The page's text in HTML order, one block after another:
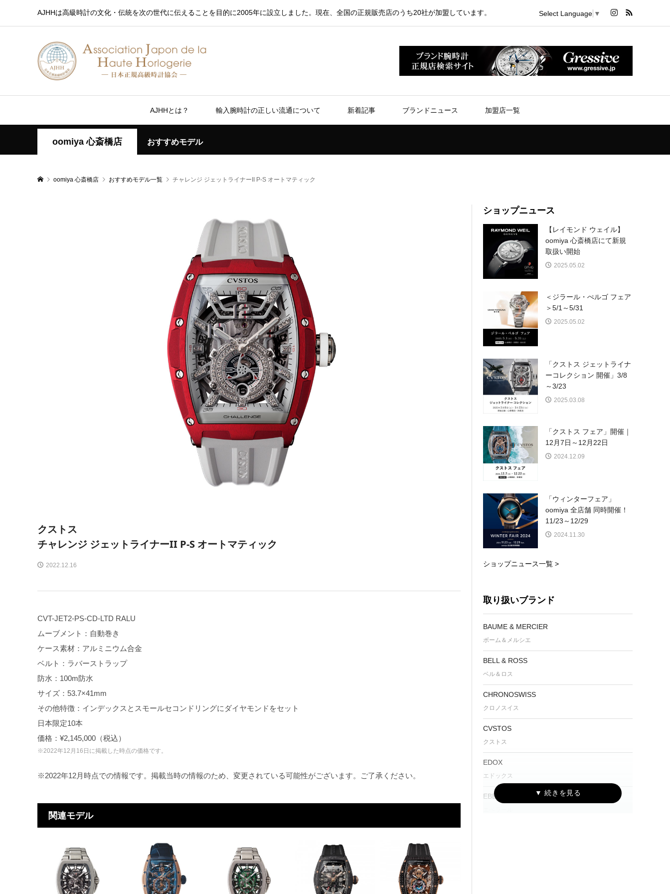
AJHHは高級時計の文化・伝統を次の世代に伝えることを目的に2005年に設立しました。現在、全国の正規販売店のうち20社が加盟しています。 Select Language ▼
AJHHとは？ 輸入腕時計の正しい流通について 新着記事 ブランドニュース 加盟店一覧
oomiya 心斎橋店 おすすめモデル
oomiya 心斎橋店 おすすめモデル一覧 チャレンジ ジェットライナーII P-S オートマティック
クストス
チャレンジ ジェットライナーII P-S オートマティック
2022.12.16
CVT-JET2-PS-CD-LTD RALU
ムーブメント：自動巻き
ケース素材：アルミニウム合金
ベルト：ラバーストラップ
防水：100m防水
サイズ：53.7×41mm
その他特徴：インデックスとスモールセコンドリングにダイヤモンドをセット
日本限定10本
価格：¥2,145,000（税込）
※2022年12月16日に掲載した時点の価格です。
※2022年12月時点での情報です。掲載当時の情報のため、変更されている可能性がございます。ご了承ください。
関連モデル
ショップニュース
【レイモンド ウェイル】
oomiya 心斎橋店にて新規
取扱い開始
2025.05.02
＜ジラール・ぺルゴ フェア
＞5/1～5/31
2025.05.02
「クストス ジェットライナ
ーコレクション 開催」3/8
～3/23
2025.03.08
「クストス フェア」開催｜
12月7日～12月22日
2024.12.09
「ウィンターフェア」
oomiya 全店舗 同時開催！
11/23～12/29
2024.11.30
ショップニュース一覧 >
取り扱いブランド
BAUME & MERCIER
ボーム＆メルシエ
BELL & ROSS
ベル＆ロス
CHRONOSWISS
クロノスイス
CVSTOS
クストス
EDOX
エドックス
EBERHARD